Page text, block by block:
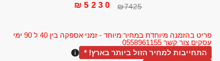
פריט בהזמנה מיוחדת במחיר מיוחד - זמני אספקה בין 40 ל 90 ימי
עסקים צור קשר 0558961155
₪7425
₪5230
התחייבות למחיר הזול ביותר בארץ! *